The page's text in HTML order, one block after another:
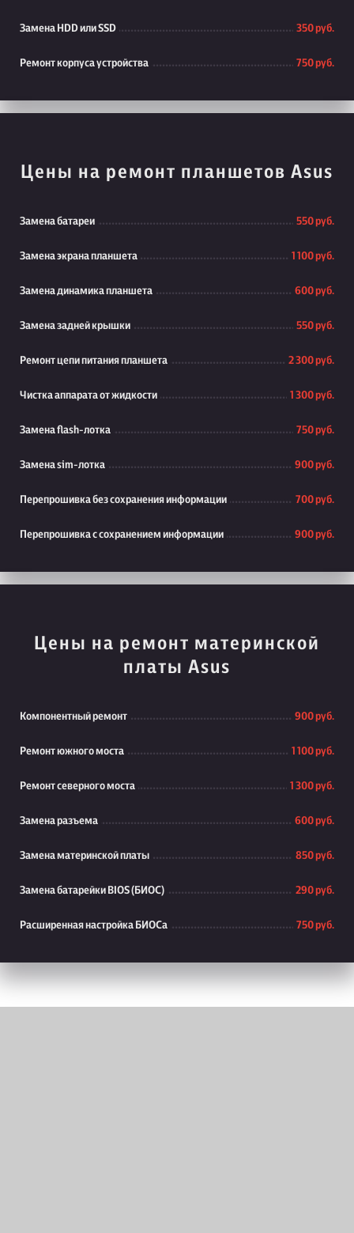
Замена HDD или SSD 350 руб.
Ремонт корпуса устройства 750 руб.
Цены на ремонт планшетов Asus
Замена батареи 550 руб.
Замена экрана планшета 1 100 руб.
Замена динамика планшета 600 руб.
Замена задней крышки 550 руб.
Ремонт цепи питания планшета 2 300 руб.
Чистка аппарата от жидкости 1 300 руб.
Замена flash-лотка 750 руб.
Замена sim-лотка 900 руб.
Перепрошивка без сохранения информации 700 руб.
Перепрошивка с сохранением информации 900 руб.
Цены на ремонт материнской
платы Asus
Компонентный ремонт 900 руб.
Ремонт южного моста 1 100 руб.
Ремонт северного моста 1 300 руб.
Замена разъема 600 руб.
Замена материнской платы 850 руб.
Замена батарейки BIOS (БИОС) 290 руб.
Расширенная настройка БИОСа 750 руб.